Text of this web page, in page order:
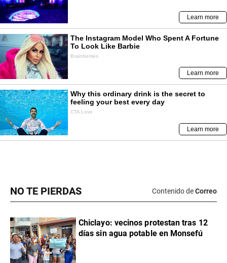
NO TE PIERDAS Contenido deCorreo
Chiclayo: vecinos protestan tras 12
días sin agua potable en Monsefú